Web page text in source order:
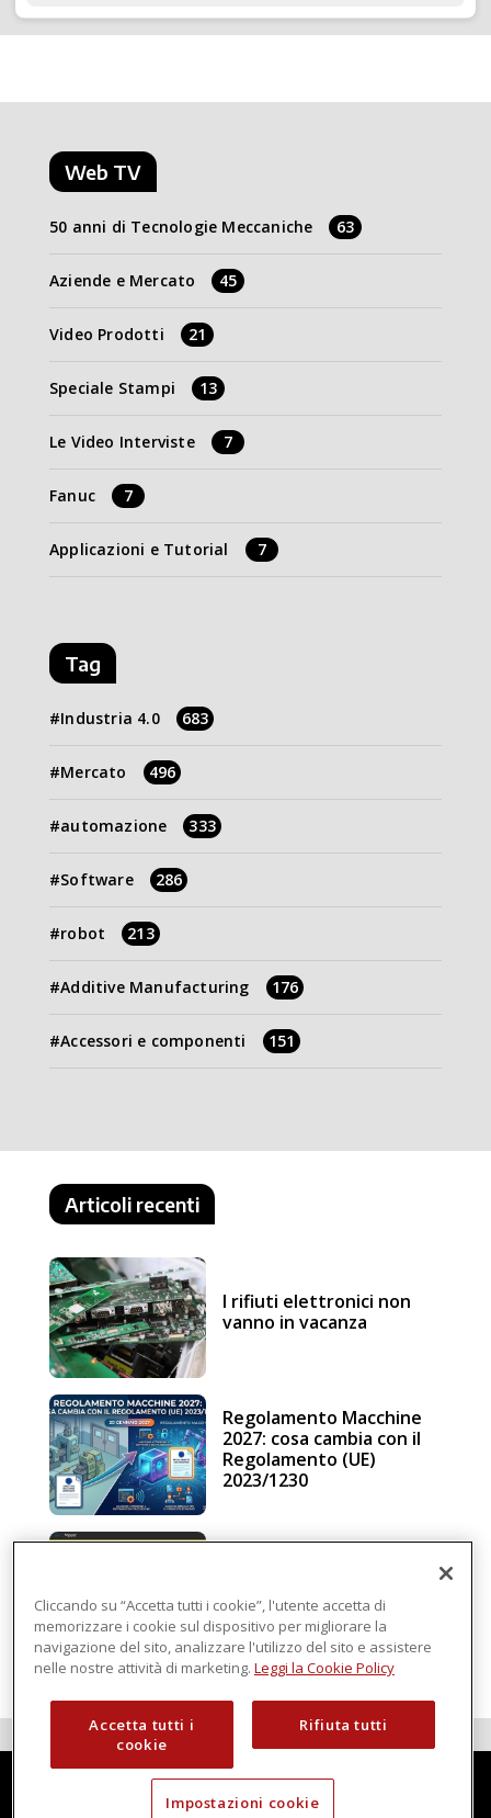
Web TV
50 anni di Tecnologie Meccaniche 63
Aziende e Mercato 45
Video Prodotti 21
Speciale Stampi 13
Le Video Interviste 7
Fanuc 7
Applicazioni e Tutorial 7
Tag
Industria 4.0 683
Mercato 496
automazione 333
Software 286
robot 213
Additive Manufacturing 176
Accessori e componenti 151
Articoli recenti
I rifiuti elettronici non
vanno in vacanza
Regolamento Macchine
2027: cosa cambia con il
Regolamento (UE)
2023/1230
intelligenza in cloud
Cliccando su “Accetta tutti i cookie”, l'utente accetta di
memorizzare i cookie sul dispositivo per migliorare la
navigazione del sito, analizzare l'utilizzo del sito e assistere
nelle nostre attività di marketing. Leggi la Cookie Policy
Accetta tutti i
cookie
Rifiuta tutti
Impostazioni cookie